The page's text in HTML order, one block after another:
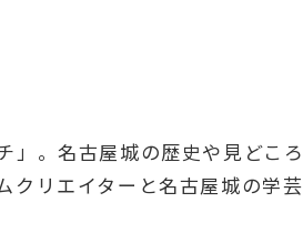
」。名古屋城の歴史や見どころ
クリエイターと名古屋城の学芸